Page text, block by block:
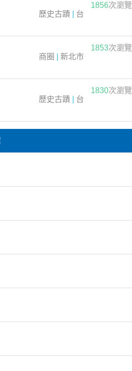
1856次瀏覽
歷史古蹟
台
1853次瀏覽
商圈
新北市
1830次瀏覽
歷史古蹟
台